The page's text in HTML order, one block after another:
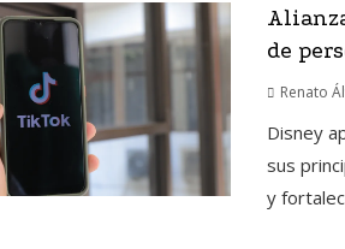
de
Renato
Disney
sus
y